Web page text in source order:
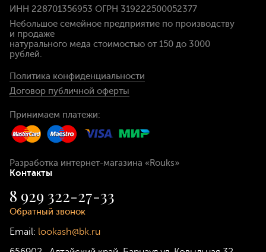
ИНН 228701356953 ОГРН 319222500052377
Небольшое семейное предприятие по производству
и продаже
натурального меда стоимостью от 150 до 3000
рублей.
Политика конфиденциальности
Договор публичной оферты
Принимаем платежи:
Разработка интернет-магазина «Rouks»
Контакты
8 929 322-27-33
Обратный звонок
Email: lookash@bk.ru